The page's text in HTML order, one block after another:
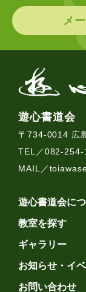
メ
遊心書道会
〒734-0014 広
TEL／082-254-
MAIL／
遊心書道会に
教室を探す
ギャラリー
お知らせ・イ
お問い合わせ